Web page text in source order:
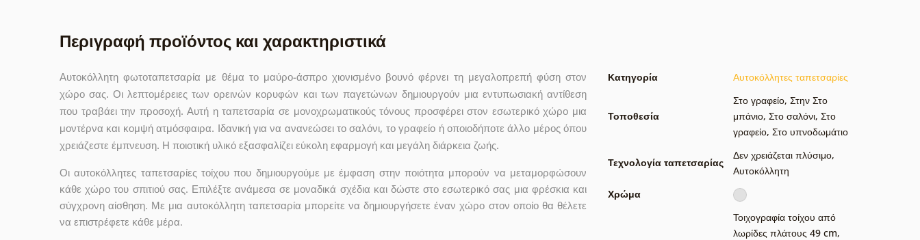
Περιγραφή προϊόντος και χαρακτηριστικά
Αυτοκόλλητη φωτοταπετσαρία με θέμα το μαύρο-άσπρο χιονισμένο βουνό φέρνει τη μεγαλοπρεπή φύση στον
χώρο σας. Οι λεπτομέρειες των ορεινών κορυφών και των παγετώνων δημιουργούν μια εντυπωσιακή αντίθεση
που τραβάει την προσοχή. Αυτή η ταπετσαρία σε μονοχρωματικούς τόνους προσφέρει στον εσωτερικό χώρο μια
μοντέρνα και κομψή ατμόσφαιρα. Ιδανική για να ανανεώσει το σαλόνι, το γραφείο ή οποιοδήποτε άλλο μέρος όπου
χρειάζεστε έμπνευση. Η ποιοτική υλικό εξασφαλίζει εύκολη εφαρμογή και μεγάλη διάρκεια ζωής.
Οι αυτοκόλλητες ταπετσαρίες τοίχου που δημιουργούμε με έμφαση στην ποιότητα μπορούν να μεταμορφώσουν
κάθε χώρο του σπιτιού σας. Επιλέξτε ανάμεσα σε μοναδικά σχέδια και δώστε στο εσωτερικό σας μια φρέσκια και
σύγχρονη αίσθηση. Με μια αυτοκόλλητη ταπετσαρία μπορείτε να δημιουργήσετε έναν χώρο στον οποίο θα θέλετε
να επιστρέφετε κάθε μέρα.
Κατηγορία Αυτοκόλλητες ταπετσαρίες
Τοποθεσία
Στο γραφείο, Στην Στο
μπάνιο, Στο σαλόνι, Στο
γραφείο, Στο υπνοδωμάτιο
Τεχνολογία ταπετσαρίας
Δεν χρειάζεται πλύσιμο,
Αυτοκόλλητη
Χρώμα
Τοιχογραφία τοίχου από
λωρίδες πλάτους 49 cm,